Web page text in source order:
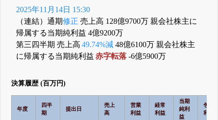
詳しく見られる無料でβ版をはじめる
登録すると永久30%OFFと米株版の先行利用も付きます
2025年11月14日 15:30
（連結）通期修正 売上高 128億9700万 親会社株主に
帰属する当期純利益 4億9200万
第三四半期 売上高 49.74%減 48億6100万 親会社株主
に帰属する当期純利益 赤字転落 -6億5900万
決算履歴 (百万円)
年度
四半
期
提出日
売上
高
営業
利益
経常
利益
当期
純利
益
包括
利益